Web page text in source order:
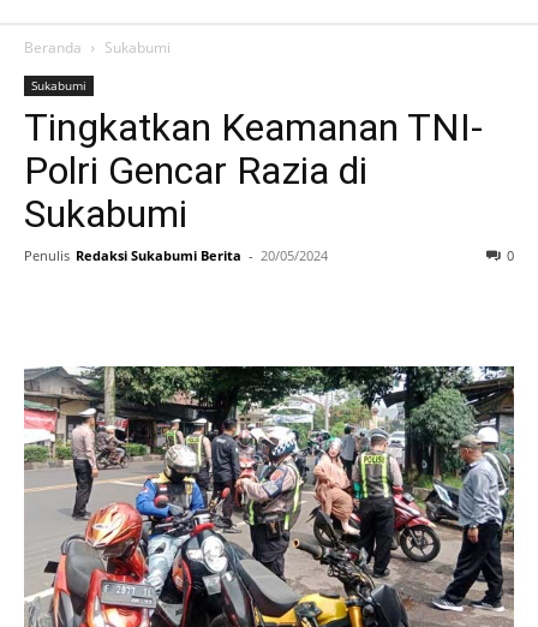
Beranda Sukabumi
Sukabumi
Tingkatkan Keamanan TNI-
Polri Gencar Razia di
Sukabumi
Penulis Redaksi Sukabumi Berita - 20/05/2024 0